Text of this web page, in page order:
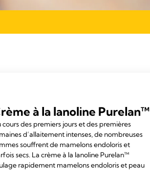
à la lanoline Purelan™
cours des premiers jours et des premières
d’allaitement intenses, de nombreuses
souffrent de mamelons endoloris et
secs. La crème à la lanoline Purelan™
rapidement mamelons endoloris et peau